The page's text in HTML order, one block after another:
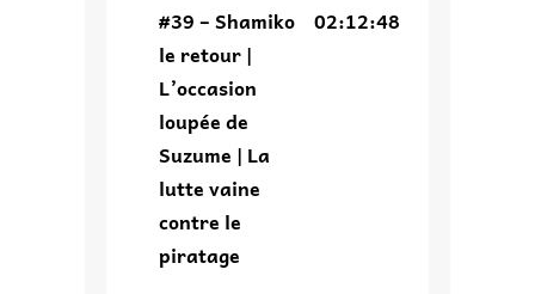
recommandera pas un des
invités de Japan Expo,
comment Suzume aurait pu
avoir une autre tournure et
enfin on parle du piratage ce
fléau de l’industrie qui fait
dire un […]
#39 – Shamiko
le retour |
L’occasion
loupée de
Suzume | La
lutte vaine
contre le
piratage
02:12:48